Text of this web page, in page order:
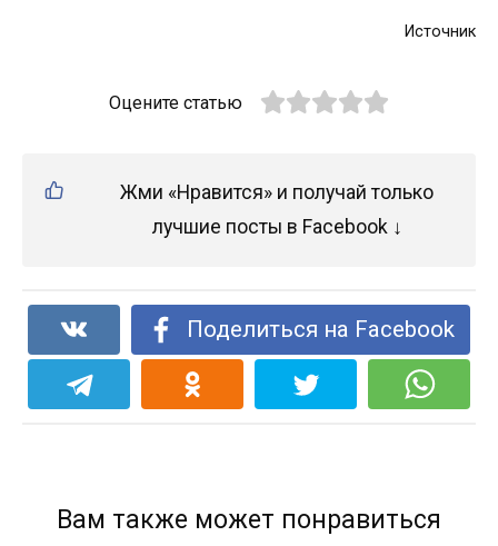
Источник
Оцените статью
Жми «Нравится» и получай только
лучшие посты в Facebook ↓
Поделиться на Facebook
Вам также может понравиться